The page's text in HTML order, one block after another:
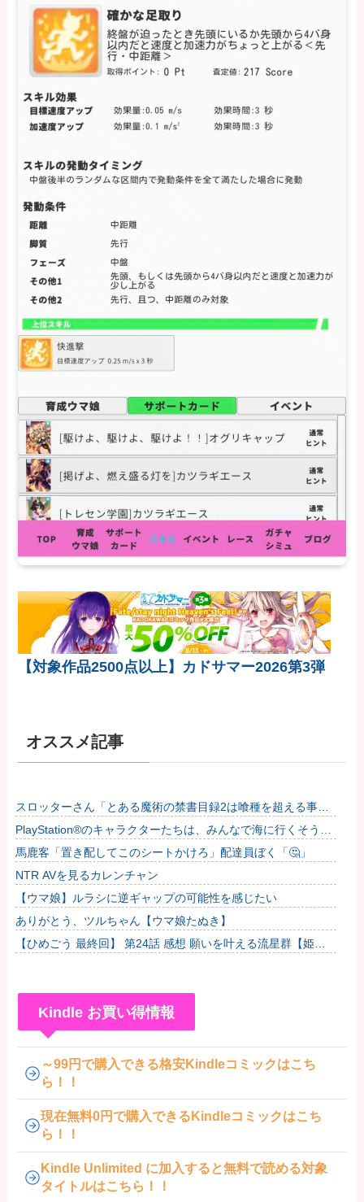
【対象作品2500点以上】カドサマー2026第3弾
オススメ記事
スロッターさん「とある魔術の禁書目録2は喰種を超える事を
意識して作ってるだけあって、演出・ゲーム性は東京喰種より
も良い」...
PlayStation®のキャラクターたちは、みんなで海に行くそうで
すよ?他
馬鹿客「置き配してこのシートかけろ」配達員ぼく「🤔」
NTR AVを見るカレンチャン
【ウマ娘】ルラシに逆ギャップの可能性を感じたい
ありがとう、ツルちゃん【ウマ娘たぬき】
【ひめごう 最終回】 第24話 感想 願いを叶える流星群【姫
Kindle お買い得情報
～99円で購入できる格安Kindleコミックはこち
ら！！
現在無料0円で購入できるKindleコミックはこち
ら！！
Kindle Unlimited に加入すると無料で読める対象
タイトルはこちら！！